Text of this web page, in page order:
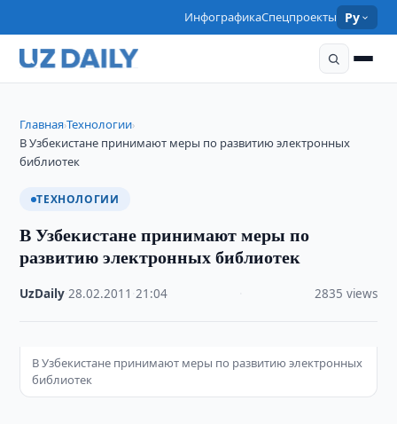
ИнфографикаСпецпроекты Ру
Главная›Технологии›
В Узбекистане принимают меры по развитию электронных
библиотек
ТЕХНОЛОГИИ
В Узбекистане принимают меры по
развитию электронных библиотек
UzDaily ·28.02.2011 ·21:04 2835 views
В Узбекистане принимают меры по развитию электронных
библиотек